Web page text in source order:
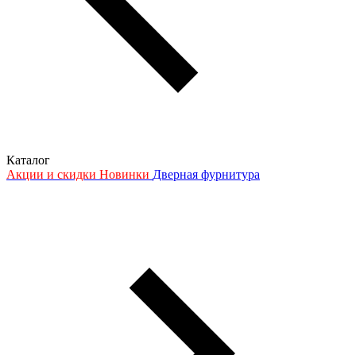
Каталог
Акции и скидки Новинки Дверная фурнитура